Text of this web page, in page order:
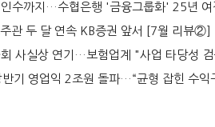
…수협은행 '금융그룹화' 25년 여정 [수협은행 금융그
관 두 달 연속 KB증권 앞서 [7월 리뷰②]
기…보험업계 "사업 타당성 검증 부족" [보험연수원 AI사
2조원 돌파…“균형 잡힌 수익구조 주효” [금융사 2026 상반